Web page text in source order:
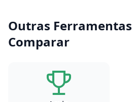
Outras Ferramentas
Comparar